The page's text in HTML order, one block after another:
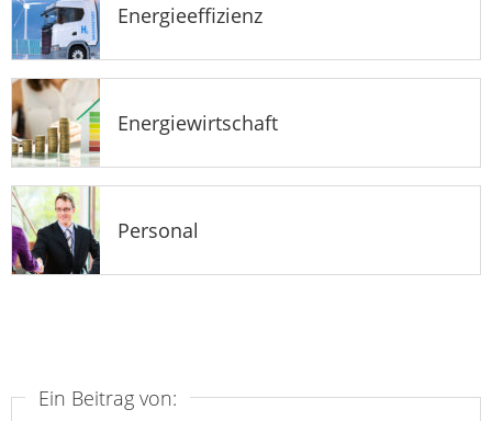
Energieeffizienz
Energiewirtschaft
Personal
Ein Beitrag von: